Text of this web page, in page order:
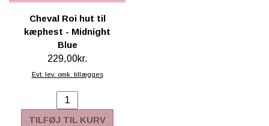
Cheval Roi hut til
kæphest - Midnight
Blue
229,00kr.
Evt. lev. omk. tillægges
TILFØJ TIL KURV